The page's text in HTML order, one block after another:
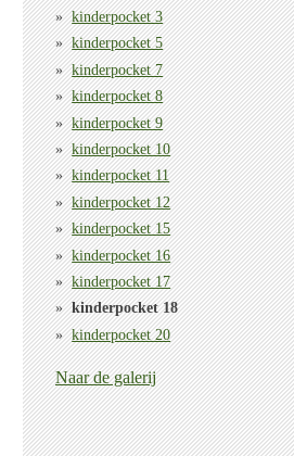
kinderpocket 3
kinderpocket 5
kinderpocket 7
kinderpocket 8
kinderpocket 9
kinderpocket 10
kinderpocket 11
kinderpocket 12
kinderpocket 15
kinderpocket 16
kinderpocket 17
kinderpocket 18
kinderpocket 20
Naar de galerij